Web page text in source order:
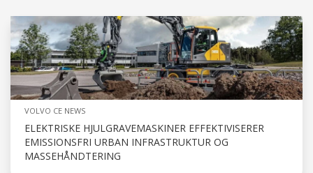
VOLVO CE NEWS
ELEKTRISKE HJULGRAVEMASKINER EFFEKTIVISERER
EMISSIONSFRI URBAN INFRASTRUKTUR OG
MASSEHÅNDTERING